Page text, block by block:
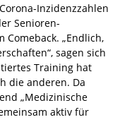
Inzidenzzahlen
Senioren-
„Endlich,
sagen sich
Training hat
die anderen. Da
„Medizinische
aktiv für